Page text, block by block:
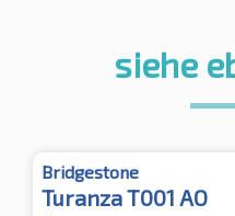
siehe
Bridgestone
Turanza T001 AO